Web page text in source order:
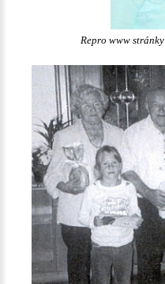
Repro www stránky